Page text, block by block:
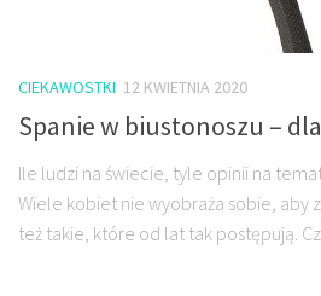
CIEKAWOSTKI 12 KWIETNIA 2020
Spanie w biustonoszu –
Ile ludzi na świecie, tyle opinii na
Wiele kobiet nie wyobraża sobie, aby
też takie, które od lat tak postępują.